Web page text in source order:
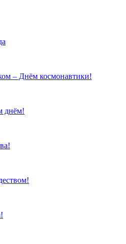
– Днём космонавтики!
днём!